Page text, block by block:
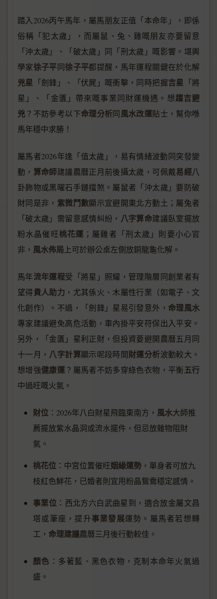
踏入2026丙午馬年，屬馬朋友正值「本命年」，即係
俗稱「犯太歲」，而屬鼠、兔、雞嘅朋友亦要留意
「沖太歲」、「破太歲」同「刑太歲」嘅影響。堪輿
學家徐子平同徐子平都提醒，馬年運程關鍵在於化解
兇星 「劍鋒」、「伏屍」嘅衝擊，同時把握吉星 「將
星」、「金匱」帶來嘅事業同財運機遇。想趨吉避
兇？不妨參考以下命理分析同風水改運貼士，幫你喺
馬年穩中求勝！
屬馬者2026年逢「值太歲」，易有情緒波動同突發變
動， 算命師建議農曆正月前後攝太歲，可佩戴易經八
卦飾物或黑曜石手鏈擋煞。屬鼠者「沖太歲」要防破
財同是非， 紫微鬥數顯示宜避開東北方動土；屬兔者
「破太歲」需留意感情糾紛， 八字算命建議臥室擺放
粉水晶催旺桃花運 ；屬雞者「刑太歲」則要小心官
非， 風水佈局 上可於辦公桌左側放銅龍龜化解。
馬年流年運程受「將星」照耀，管理階層同創業者有
望得貴人助力 ，尤其係火、木屬性行業（如電子、文
化創作）。不過，「劍鋒」星易引發意外， 命理風水
專家建議避免高危活動，車內掛平安符保出入平安。
另外，「金匱」星利正財，但投資要避開農曆五月同
十一月， 八字計算顯示呢段時間財運分析波動較大。
想增強健康運？屬馬者不妨多穿綠色衣物，平衡五行
中過旺嘅火氣。
財位 ：2026年八白財星飛臨東南方， 風水大師推
薦擺放紫水晶洞或流水擺件，但忌放雜物阻財
氣。
桃花位 ：中宮位置催旺姻緣運勢 ，單身者可放九
枝紅色鮮花，已婚者則宜用粉晶鴛鴦穩定感情。
事業位 ：西北方六白武曲星到，適合放金屬文昌
塔或筆座，提升事業發展運勢。屬馬者若想轉
工， 命理建議農曆三月後行動較佳。
顏色 ：多著藍、黑色衣物，克制本命年火氣過
盛。